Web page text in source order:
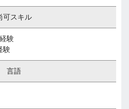
可スキル
験
験
言語